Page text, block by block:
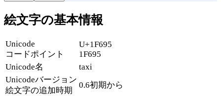
絵文字の基本情報
Unicode
コードポイント
U+1F695
1F695
Unicode名
taxi
Unicodeバージョン
絵文字の追加時期
0.6初期から